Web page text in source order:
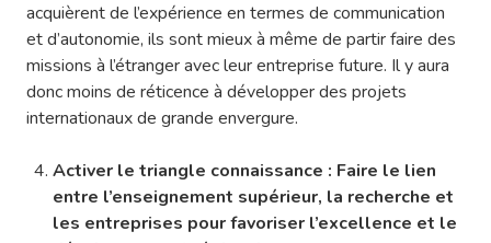
acquièrent de l’expérience en termes de communication
et d’autonomie, ils sont mieux à même de partir faire des
missions à l’étranger avec leur entreprise future. Il y aura
donc moins de réticence à développer des projets
internationaux de grande envergure.
Activer le triangle connaissance : Faire le lien
entre l’enseignement supérieur, la recherche et
les entreprises pour favoriser l’excellence et le